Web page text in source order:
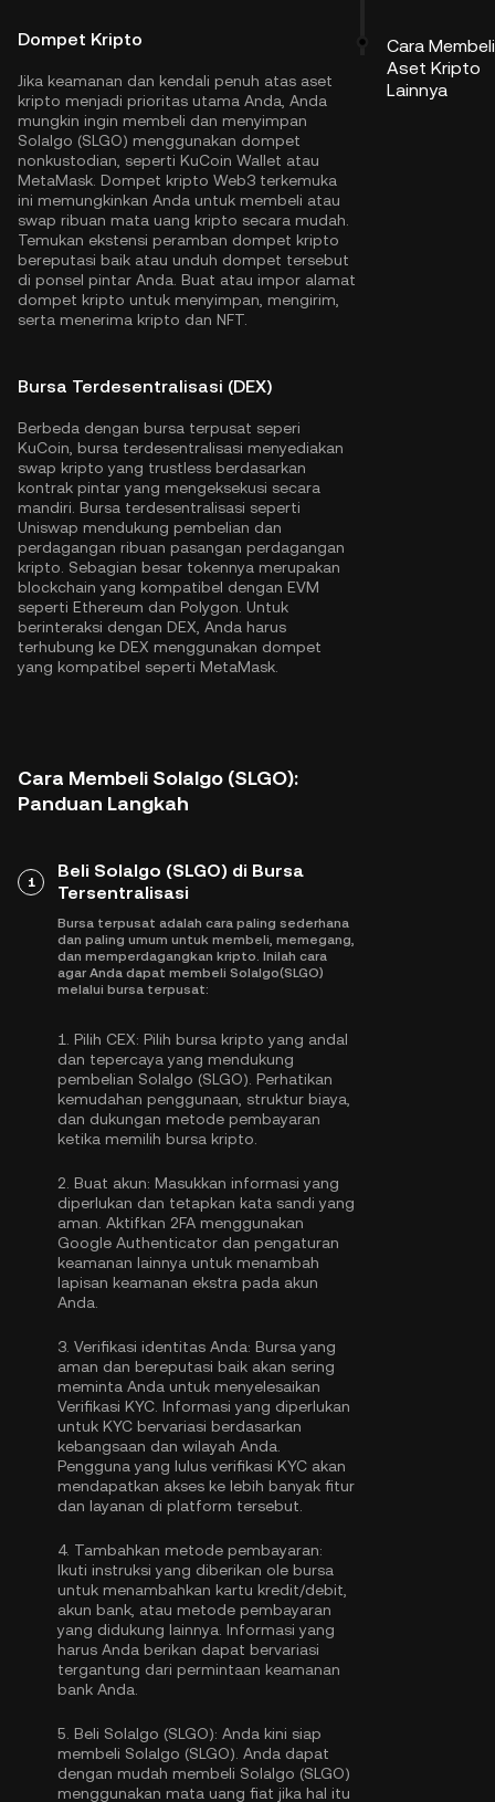
Dompet Kripto
Jika keamanan dan kendali penuh atas aset
kripto menjadi prioritas utama Anda, Anda
mungkin ingin membeli dan menyimpan
Solalgo (SLGO) menggunakan dompet
nonkustodian, seperti KuCoin Wallet atau
MetaMask. Dompet kripto Web3 terkemuka
ini memungkinkan Anda untuk membeli atau
swap ribuan mata uang kripto secara mudah.
Temukan ekstensi peramban dompet kripto
bereputasi baik atau unduh dompet tersebut
di ponsel pintar Anda. Buat atau impor alamat
dompet kripto untuk menyimpan, mengirim,
serta menerima kripto dan NFT.
Bursa Terdesentralisasi (DEX)
Berbeda dengan bursa terpusat seperi
KuCoin, bursa terdesentralisasi menyediakan
swap kripto yang trustless berdasarkan
kontrak pintar yang mengeksekusi secara
mandiri. Bursa terdesentralisasi seperti
Uniswap mendukung pembelian dan
perdagangan ribuan pasangan perdagangan
kripto. Sebagian besar tokennya merupakan
blockchain yang kompatibel dengan EVM
seperti Ethereum dan Polygon . Untuk
berinteraksi dengan DEX, Anda harus
terhubung ke DEX menggunakan dompet
yang kompatibel seperti MetaMask.
Cara Membeli Solalgo (SLGO):
Panduan Langkah
1
Beli Solalgo (SLGO) di Bursa
Tersentralisasi
Bursa terpusat adalah cara paling sederhana
dan paling umum untuk membeli, memegang,
dan memperdagangkan kripto. Inilah cara
agar Anda dapat membeli Solalgo(SLGO)
melalui bursa terpusat:
1. Pilih CEX: Pilih bursa kripto yang andal
dan tepercaya yang mendukung
pembelian Solalgo (SLGO). Perhatikan
kemudahan penggunaan, struktur biaya,
dan dukungan metode pembayaran
ketika memilih bursa kripto.
2. Buat akun: Masukkan informasi yang
diperlukan dan tetapkan kata sandi yang
aman. Aktifkan 2FA menggunakan
Google Authenticator dan pengaturan
keamanan lainnya untuk menambah
lapisan keamanan ekstra pada akun
Anda.
3. Verifikasi identitas Anda: Bursa yang
aman dan bereputasi baik akan sering
meminta Anda untuk menyelesaikan
Verifikasi KYC . Informasi yang diperlukan
untuk KYC bervariasi berdasarkan
kebangsaan dan wilayah Anda.
Pengguna yang lulus verifikasi KYC akan
mendapatkan akses ke lebih banyak fitur
dan layanan di platform tersebut.
4. Tambahkan metode pembayaran:
Ikuti instruksi yang diberikan ole bursa
untuk menambahkan kartu kredit/debit,
akun bank, atau metode pembayaran
yang didukung lainnya. Informasi yang
harus Anda berikan dapat bervariasi
tergantung dari permintaan keamanan
bank Anda.
5. Beli Solalgo (SLGO): Anda kini siap
membeli Solalgo (SLGO). Anda dapat
dengan mudah membeli Solalgo (SLGO)
menggunakan mata uang fiat jika hal itu
Cara Membeli
Aset Kripto
Lainnya